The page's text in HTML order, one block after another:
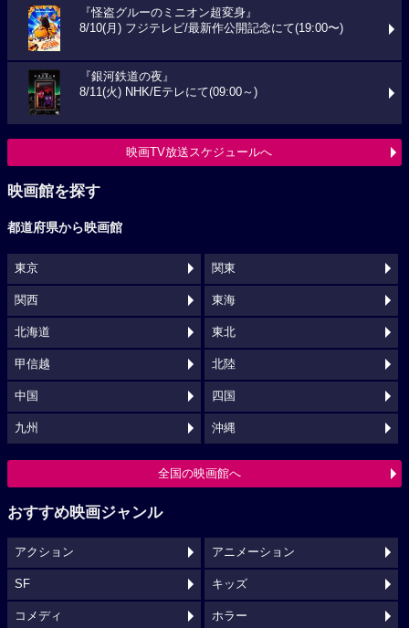
『怪盗グルーのミニオン超変身』
8/10(月) フジテレビ/最新作公開記念にて(19:00〜)
『銀河鉄道の夜』
8/11(火) NHK/Eテレにて(09:00～)
映画TV放送スケジュールへ
映画館を探す
都道府県から映画館
東京 関東
関西 東海
北海道 東北
甲信越 北陸
中国 四国
九州 沖縄
全国の映画館へ
おすすめ映画ジャンル
アクション アニメーション
SF キッズ
コメディ ホラー